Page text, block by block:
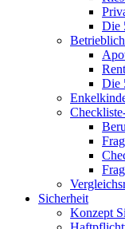
Die
Die
Sicherheit
Konzept